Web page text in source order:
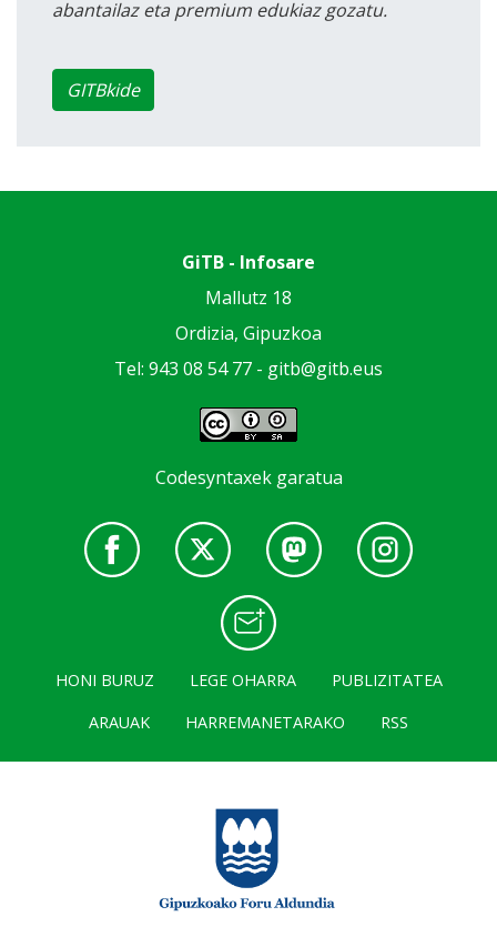
abantailaz eta premium edukiaz gozatu.
GITBkide
GiTB - Infosare
Mallutz 18
Ordizia, Gipuzkoa
Tel: 943 08 54 77 - gitb@gitb.eus
Codesyntaxek garatua
HONI BURUZ LEGE OHARRA
PUBLIZITATEA
ARAUAK
HARREMANETARAKO RSS